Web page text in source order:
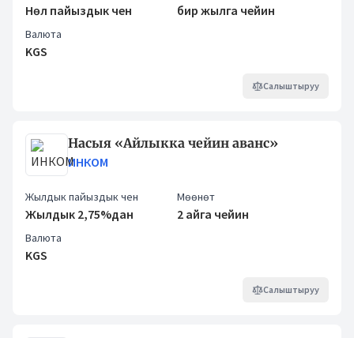
Нөл пайыздык чен бир жылга чейин
Валюта
KGS
Салыштыруу
Насыя «Айлыкка чейин аванс»
ИНКОМ
Жылдык пайыздык чен
Жылдык 2,75%дан
Мөөнөт
2 айга чейин
Валюта
KGS
Салыштыруу